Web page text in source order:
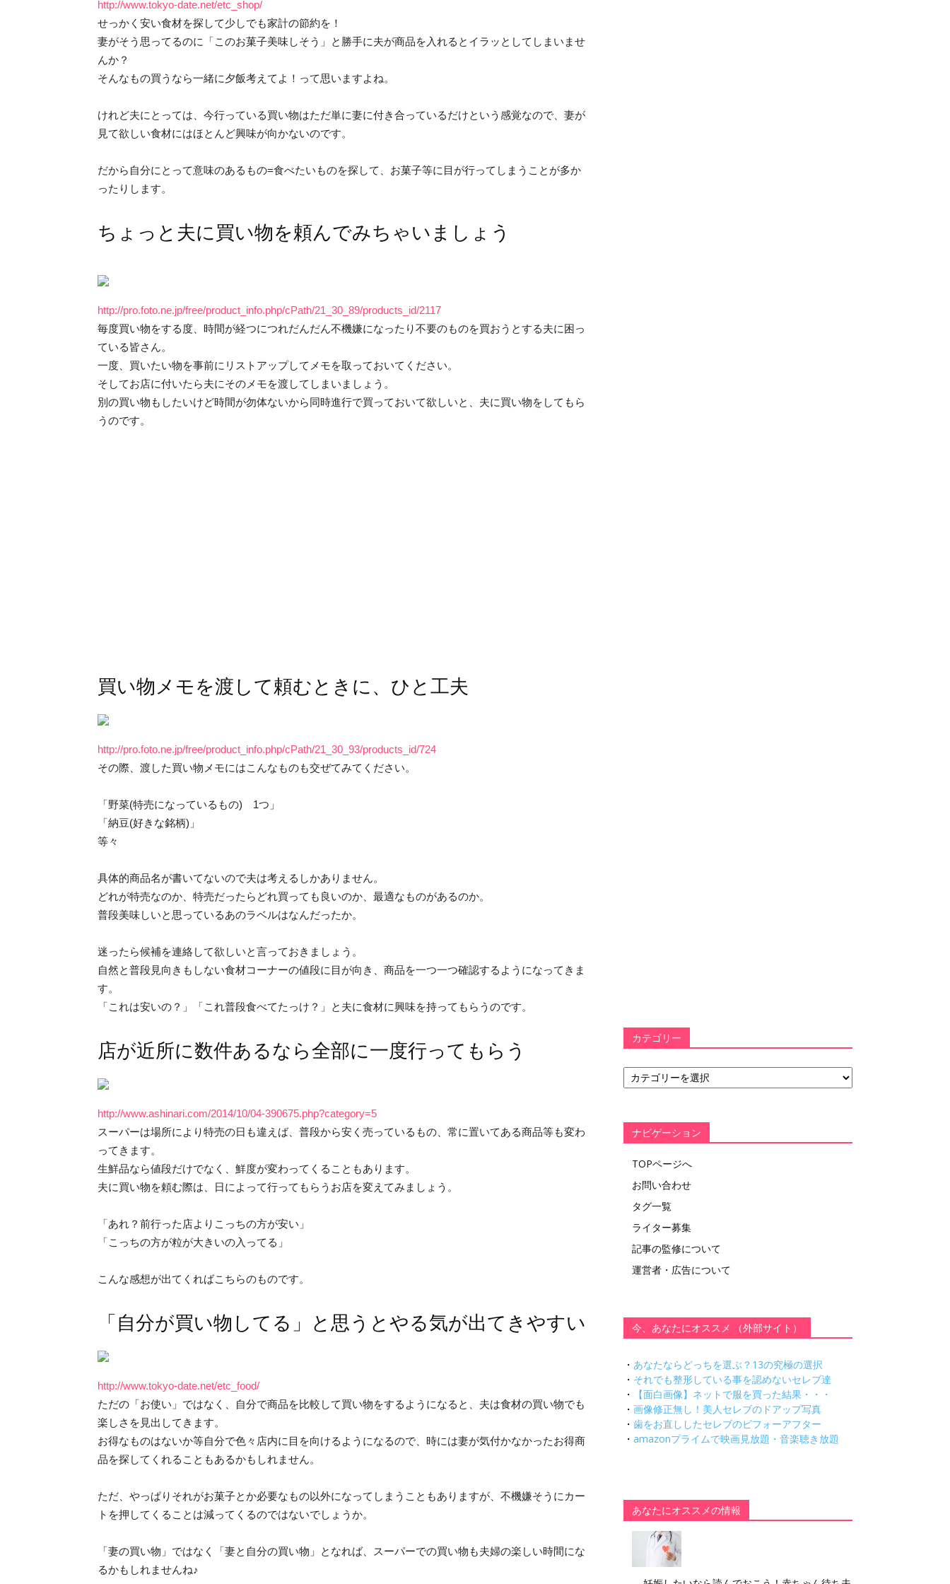
http://www.tokyo-date.net/etc_shop/
せっかく安い食材を探して少しでも家計の節約を！
妻がそう思ってるのに「このお菓子美味しそう」と勝手に夫が商品を入れるとイラッとしてしまいませ
んか？
そんなもの買うなら一緒に夕飯考えてよ！って思いますよね。
けれど夫にとっては、今行っている買い物はただ単に妻に付き合っているだけという感覚なので、妻が
見て欲しい食材にはほとんど興味が向かないのです。
だから自分にとって意味のあるもの=食べたいものを探して、お菓子等に目が行ってしまうことが多か
ったりします。
ちょっと夫に買い物を頼んでみちゃいましょう
http://pro.foto.ne.jp/free/product_info.php/cPath/21_30_89/products_id/2117
毎度買い物をする度、時間が経つにつれだんだん不機嫌になったり不要のものを買おうとする夫に困っ
ている皆さん。
一度、買いたい物を事前にリストアップしてメモを取っておいてください。
そしてお店に付いたら夫にそのメモを渡してしまいましょう。
別の買い物もしたいけど時間が勿体ないから同時進行で買っておいて欲しいと、夫に買い物をしてもら
うのです。
買い物メモを渡して頼むときに、ひと工夫
http://pro.foto.ne.jp/free/product_info.php/cPath/21_30_93/products_id/724
その際、渡した買い物メモにはこんなものも交ぜてみてください。
「野菜(特売になっているもの) 1つ」
「納豆(好きな銘柄)」
等々
具体的商品名が書いてないので夫は考えるしかありません。
どれが特売なのか、特売だったらどれ買っても良いのか、最適なものがあるのか。
普段美味しいと思っているあのラベルはなんだったか。
迷ったら候補を連絡して欲しいと言っておきましょう。
自然と普段見向きもしない食材コーナーの値段に目が向き、商品を一つ一つ確認するようになってきま
す。
「これは安いの？」「これ普段食べてたっけ？」と夫に食材に興味を持ってもらうのです。
店が近所に数件あるなら全部に一度行ってもらう
http://www.ashinari.com/2014/10/04-390675.php?category=5
スーパーは場所により特売の日も違えば、普段から安く売っているもの、常に置いてある商品等も変わ
ってきます。
生鮮品なら値段だけでなく、鮮度が変わってくることもあります。
夫に買い物を頼む際は、日によって行ってもらうお店を変えてみましょう。
「あれ？前行った店よりこっちの方が安い」
「こっちの方が粒が大きいの入ってる」
こんな感想が出てくればこちらのものです。
「自分が買い物してる」と思うとやる気が出てきやすい
http://www.tokyo-date.net/etc_food/
ただの「お使い」ではなく、自分で商品を比較して買い物をするようになると、夫は食材の買い物でも
楽しさを見出してきます。
お得なものはないか等自分で色々店内に目を向けるようになるので、時には妻が気付かなかったお得商
品を探してくれることもあるかもしれません。
ただ、やっぱりそれがお菓子とか必要なもの以外になってしまうこともありますが、不機嫌そうにカー
トを押してくることは減ってくるのではないでしょうか。
「妻の買い物」ではなく「妻と自分の買い物」となれば、スーパーでの買い物も夫婦の楽しい時間にな
るかもしれませんね♪
カテゴリー
カ
テ
ー
ナビゲーション
TOPページへ
お問い合わせ
タグ一覧
ライター募集
記事の監修について
運営者・広告について
今、あなたにオススメ （外部サイト）
・ あなたならどっちを選ぶ？13の究極の選択
・ それでも整形している事を認めないセレブ達
・
【面白画像】ネットで服を買った結果・・・
・ 画像修正無し！美人セレブのドアップ写真
・ 歯をお直ししたセレブのビフォーアフター
・ amazonプライムで映画見放題・音楽聴き放題
あなたにオススメの情報